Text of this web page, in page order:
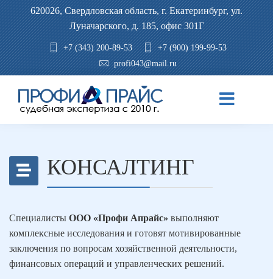
620026, Свердловская область, г. Екатеринбург, ул.
Луначарского, д. 185, офис 301Г
+7 (343) 200-89-53
+7 (900) 199-99-53
profi043@mail.ru
КОНСАЛТИНГ
Специалисты ООО «Профи Апрайс» выполняют
комплексные исследования и готовят мотивированные
заключения по вопросам хозяйственной деятельности,
финансовых операций и управленческих решений.